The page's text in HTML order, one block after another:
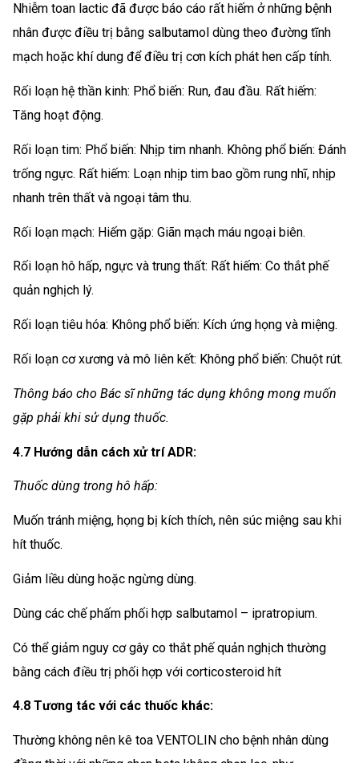
Nhiễm toan lactic đã được báo cáo rất hiếm ở những bệnh
nhân được điều trị bằng salbutamol dùng theo đường tĩnh
mạch hoặc khí dung để điều trị cơn kích phát hen cấp tính.
Rối loạn hệ thần kinh: Phổ biến: Run, đau đầu. Rất hiếm:
Tăng hoạt động.
Rối loạn tim: Phổ biến: Nhịp tim nhanh. Không phổ biến: Đánh
trống ngực. Rất hiếm: Loạn nhịp tim bao gồm rung nhĩ, nhịp
nhanh trên thất và ngoại tâm thu.
Rối loạn mạch: Hiếm gặp: Giãn mạch máu ngoại biên.
Rối loạn hô hấp, ngực và trung thất: Rất hiếm: Co thắt phế
quản nghịch lý.
Rối loạn tiêu hóa: Không phổ biến: Kích ứng họng và miệng.
Rối loạn cơ xương và mô liên kết: Không phổ biến: Chuột rút.
Thông báo cho Bác sĩ những tác dụng không mong muốn
gặp phải khi sử dụng thuốc.
4.7 Hướng dẫn cách xử trí ADR:
Thuốc dùng trong hô hấp:
Muốn tránh miệng, họng bị kích thích, nên súc miệng sau khi
hít thuốc.
Giảm liều dùng hoặc ngừng dùng.
Dùng các chế phấm phối hợp salbutamol – ipratropium.
Có thể giảm nguy cơ gây co thắt phế quản nghịch thường
bằng cách điều trị phối hợp với corticosteroid hít
4.8 Tương tác với các thuốc khác:
Thường không nên kê toa VENTOLIN cho bệnh nhân dùng